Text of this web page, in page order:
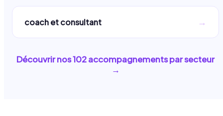
coach et consultant →
Découvrir nos102accompagnements par secteur
→